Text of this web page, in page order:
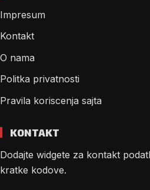
Impresum
Kontakt
O nama
Politka privatnosti
Pravila koriscenja sajta
KONTAKT
Dodajte widgete za kontakt
kratke kodove.